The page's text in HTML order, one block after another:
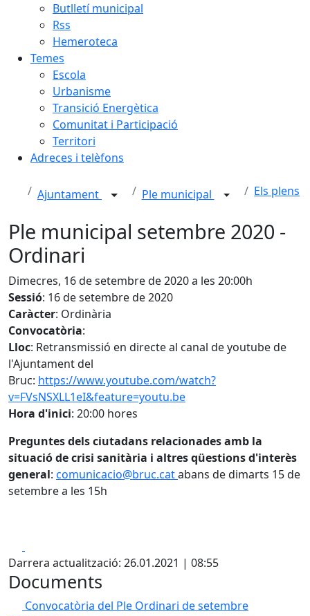
Butlletí municipal
Rss
Hemeroteca
Temes
Escola
Urbanisme
Transició Energètica
Comunitat i Participació
Territori
Adreces i telèfons
Ajuntament Ple municipal Els plens
Ple municipal setembre 2020 -
Ordinari
Dimecres, 16 de setembre de 2020 a les 20:00h
Sessió: 16 de setembre de 2020
Caràcter: Ordinària
Convocatòria:
Lloc: Retransmissió en directe al canal de youtube de
l'Ajuntament del
Bruc: https://www.youtube.com/watch?
v=FVsNSXLL1eI&feature=youtu.be
Hora d'inici: 20:00 hores
Preguntes dels ciutadans relacionades amb la
situació de crisi sanitària i altres qüestions d'interès
general: comunicacio@bruc.catabans de dimarts 15 de
setembre a les 15h
Darrera actualització: 26.01.2021 | 08:55
Documents
Convocatòria del Ple Ordinari de setembre